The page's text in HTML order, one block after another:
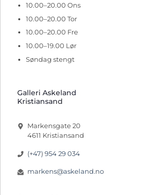
10.00–20.00 Ons
10.00–20.00 Tor
10.00–20.00 Fre
10.00–19.00 Lør
Søndag stengt
Galleri Askeland
Kristiansand
Markensgate 20
4611 Kristiansand
(+47) 954 29 034
markens@askeland.no